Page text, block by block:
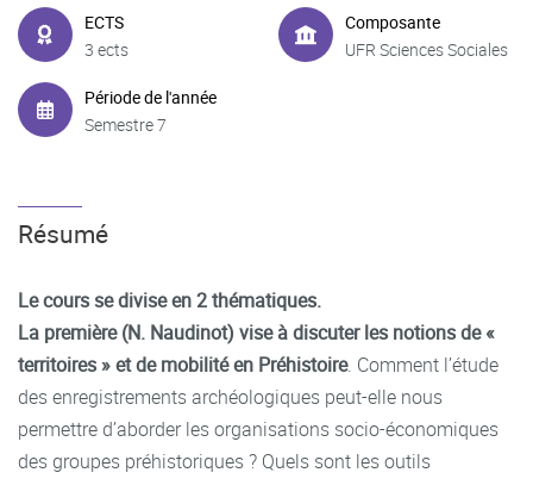
ECTS
3 ects
Composante
UFR Sciences Sociales
Période de l'année
Semestre 7
Résumé
Le cours se divise en 2 thématiques.
La première (N. Naudinot) vise à discuter les notions de «
territoires » et de mobilité en Préhistoire. Comment l’étude
des enregistrements archéologiques peut-elle nous
permettre d’aborder les organisations socio-économiques
des groupes préhistoriques ? Quels sont les outils